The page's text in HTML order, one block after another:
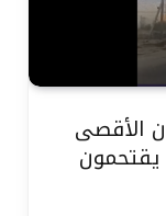
الأقصى
يقتحمون